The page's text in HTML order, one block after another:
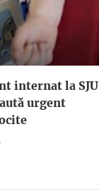
internat la SJU
urgent